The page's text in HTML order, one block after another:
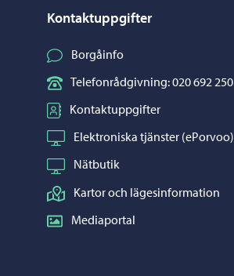
Kontaktuppgifter
Borgåinfo
Telefonrådgivning: 020 692 250
Kontaktuppgifter
Elektroniska tjänster (ePorvoo)
Nätbutik
Kartor och lägesinformation
Mediaportal